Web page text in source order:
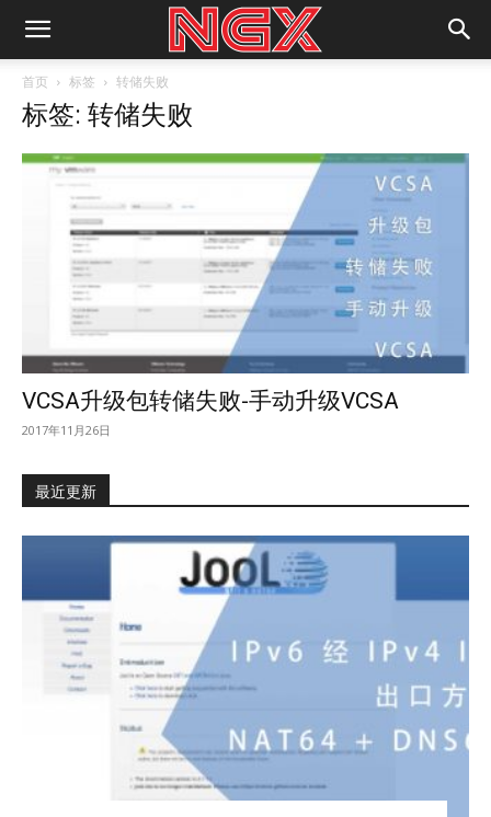
首页 标签 转储失败
标签: 转储失败
VCSA升级包转储失败-手动升级VCSA
2017年11月26日
最近更新